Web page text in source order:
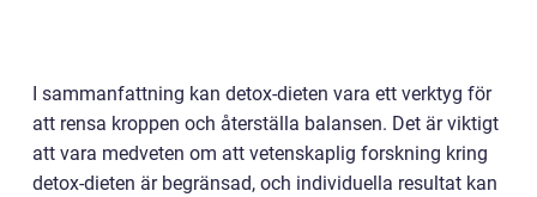
I sammanfattning kan detox-dieten vara ett verktyg för
att rensa kroppen och återställa balansen. Det är viktigt
att vara medveten om att vetenskaplig forskning kring
detox-dieten är begränsad, och individuella resultat kan